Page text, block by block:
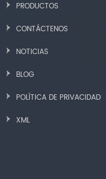
PRODUCTOS
CONTÁCTENOS
NOTICIAS
BLOG
POLÍTICA DE PRIVACIDAD
XML